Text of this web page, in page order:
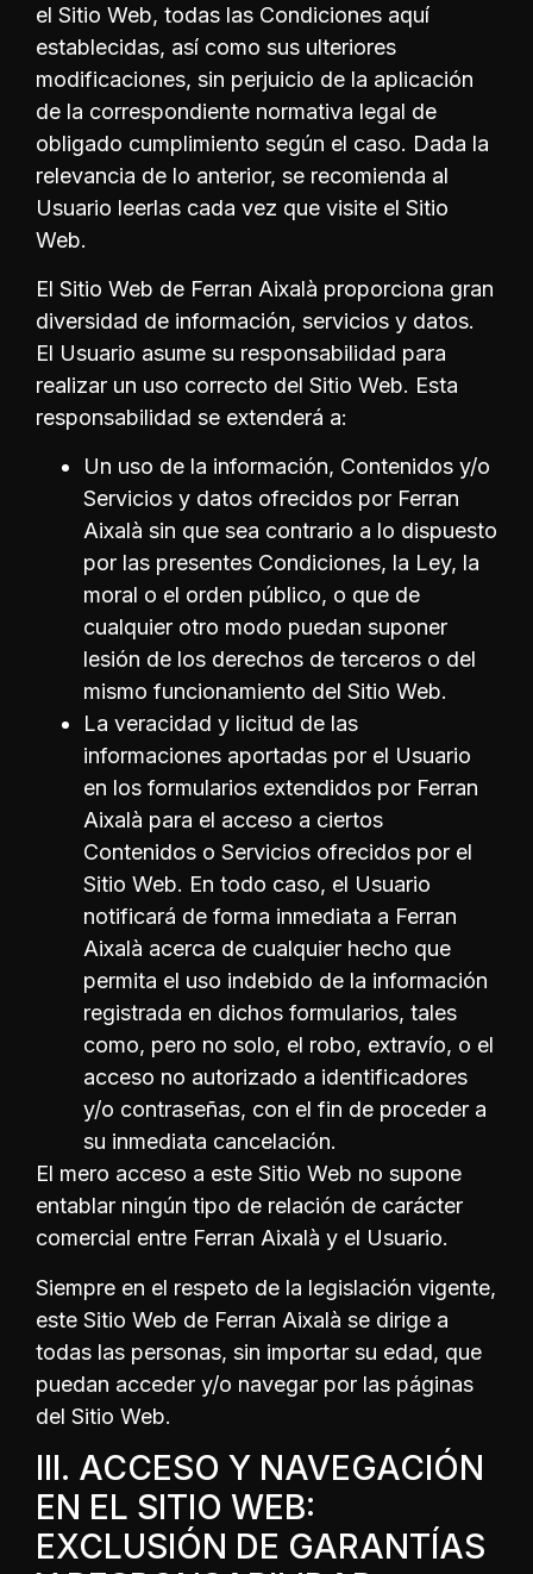
el Sitio Web, todas las Condiciones aquí
establecidas, así como sus ulteriores
modificaciones, sin perjuicio de la aplicación
de la correspondiente normativa legal de
obligado cumplimiento según el caso. Dada la
relevancia de lo anterior, se recomienda al
Usuario leerlas cada vez que visite el Sitio
Web.
El Sitio Web de Ferran Aixalà proporciona gran
diversidad de información, servicios y datos.
El Usuario asume su responsabilidad para
realizar un uso correcto del Sitio Web. Esta
responsabilidad se extenderá a:
Un uso de la información, Contenidos y/o
Servicios y datos ofrecidos por Ferran
Aixalà sin que sea contrario a lo dispuesto
por las presentes Condiciones, la Ley, la
moral o el orden público, o que de
cualquier otro modo puedan suponer
lesión de los derechos de terceros o del
mismo funcionamiento del Sitio Web.
La veracidad y licitud de las
informaciones aportadas por el Usuario
en los formularios extendidos por Ferran
Aixalà para el acceso a ciertos
Contenidos o Servicios ofrecidos por el
Sitio Web. En todo caso, el Usuario
notificará de forma inmediata a Ferran
Aixalà acerca de cualquier hecho que
permita el uso indebido de la información
registrada en dichos formularios, tales
como, pero no solo, el robo, extravío, o el
acceso no autorizado a identificadores
y/o contraseñas, con el fin de proceder a
su inmediata cancelación.
El mero acceso a este Sitio Web no supone
entablar ningún tipo de relación de carácter
comercial entre Ferran Aixalà y el Usuario.
Siempre en el respeto de la legislación vigente,
este Sitio Web de Ferran Aixalà se dirige a
todas las personas, sin importar su edad, que
puedan acceder y/o navegar por las páginas
del Sitio Web.
III. ACCESO Y NAVEGACIÓN
EN EL SITIO WEB:
EXCLUSIÓN DE GARANTÍAS